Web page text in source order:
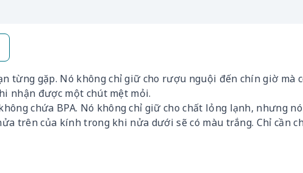
từng gặp. Nó không chỉ giữ cho rượu nguội đến chín giờ mà
nhận được một chút mệt mỏi.
chứa BPA. Nó không chỉ giữ cho chất lỏng lạnh, nhưng
trên của kính trong khi nửa dưới sẽ có màu trắng. Chỉ cần